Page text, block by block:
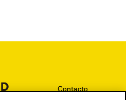
Contacto